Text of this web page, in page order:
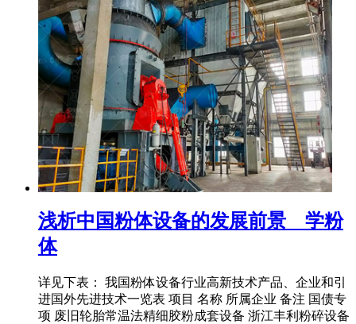
浅析中国粉体设备的发展前景 _ 学粉
体
详见下表： 我国粉体设备行业高新技术产品、企业和引
进国外先进技术一览表 项目 名称 所属企业 备注 国债专
项 废旧轮胎常温法精细胶粉成套设备 浙江丰利粉碎设备